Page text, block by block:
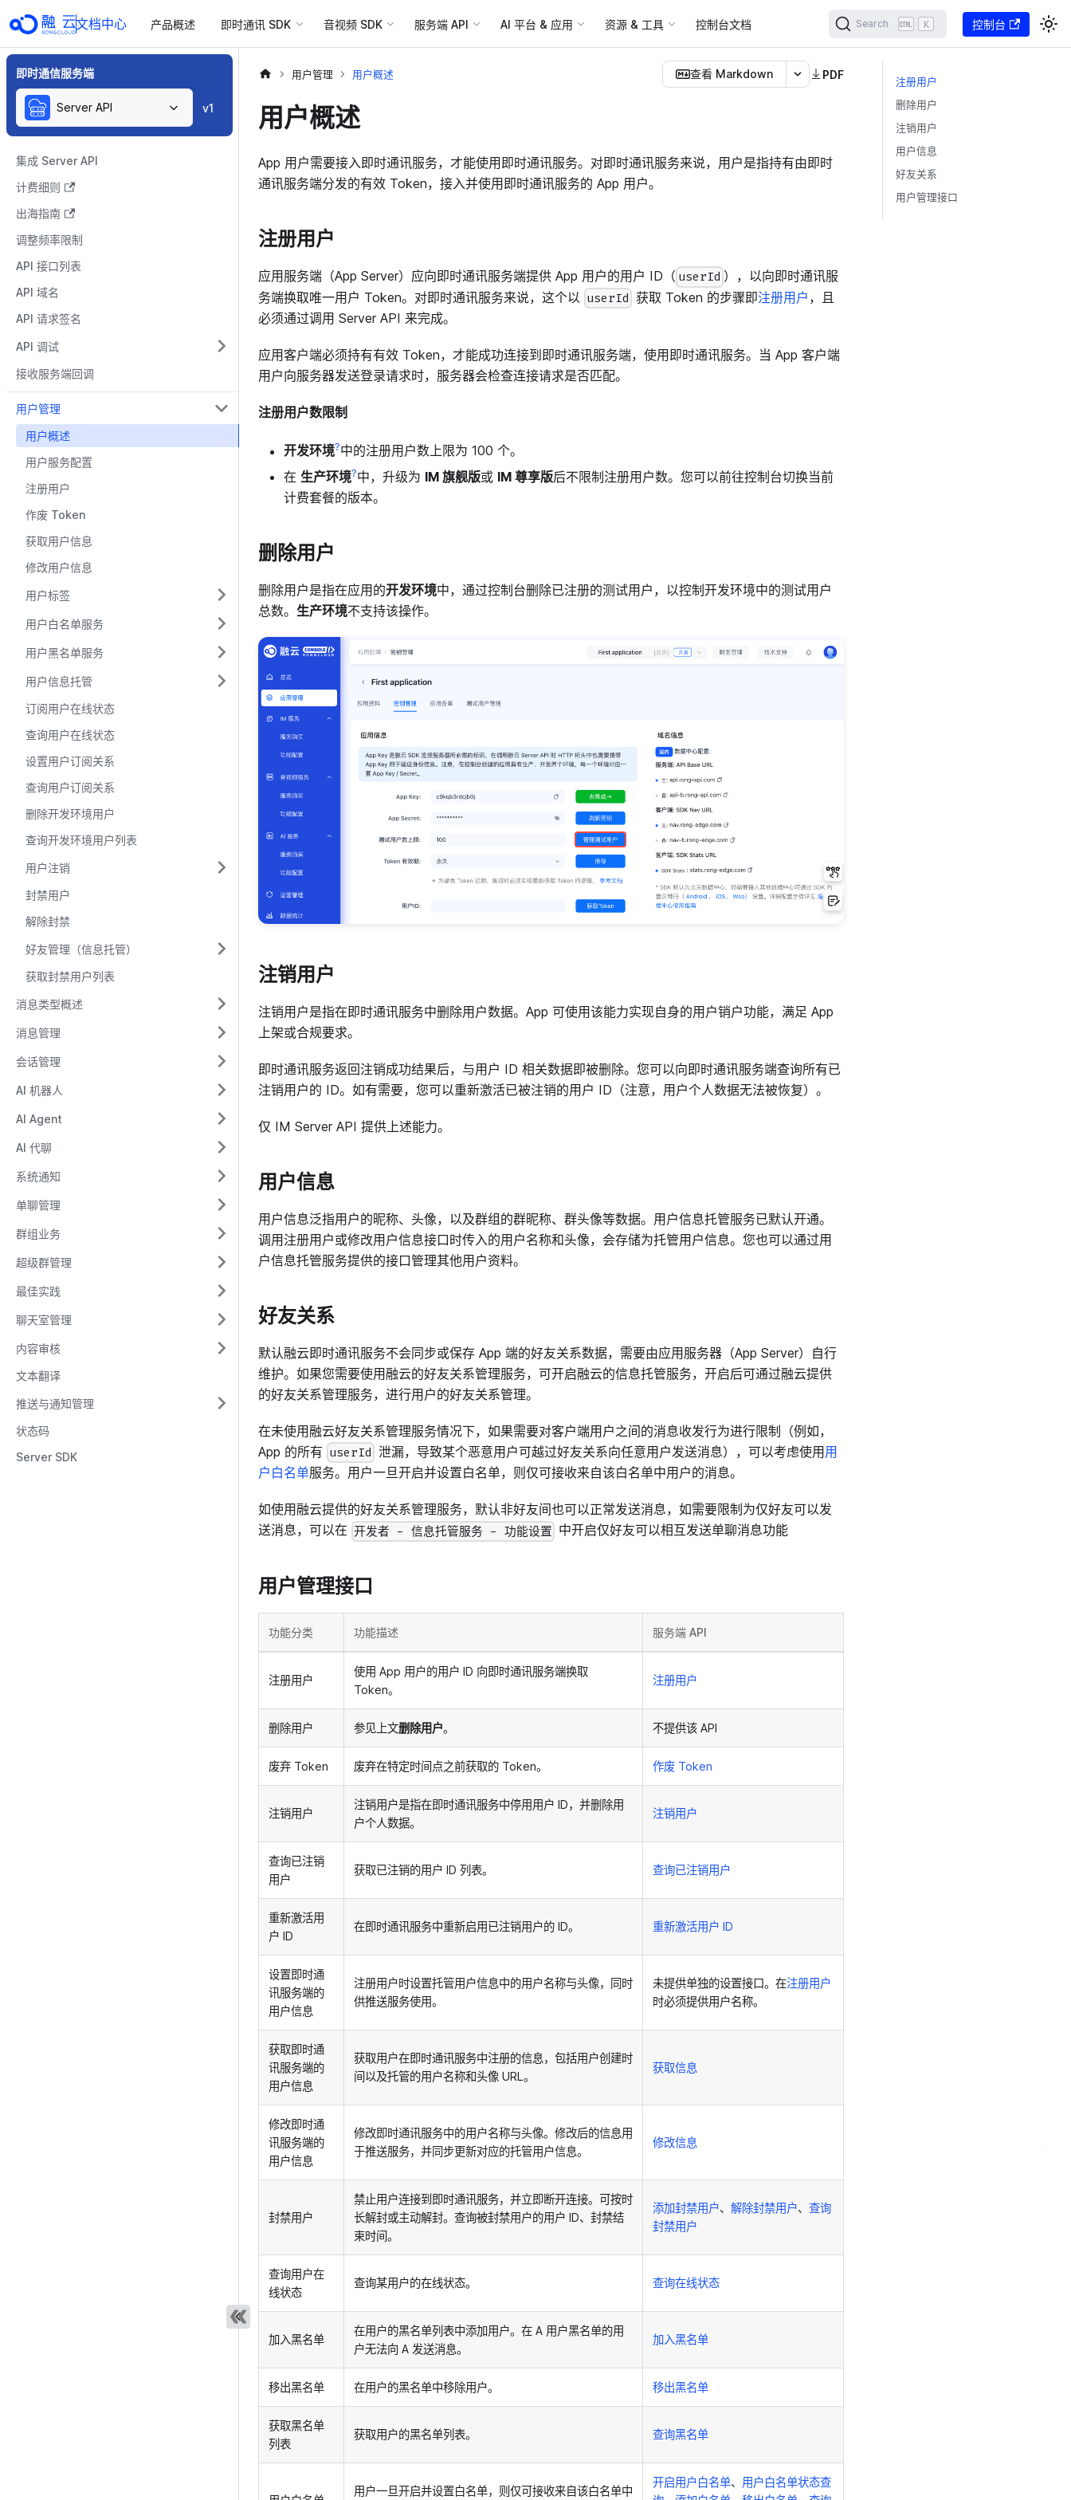
文档中心 产品概述 即时通讯 SDK 音视频 SDK 服务端 API AI 平台 & 应用 资源 & 工具 控制台文档 Search K 控制台
即时通信服务端
Server API v1
集成 Server API
计费细则
出海指南
调整频率限制
API 接口列表
API 域名
API 请求签名
API 调试
接收服务端回调
用户管理
用户概述
用户服务配置
注册用户
作废 Token
获取用户信息
修改用户信息
用户标签
用户白名单服务
用户黑名单服务
用户信息托管
订阅用户在线状态
查询用户在线状态
设置用户订阅关系
查询用户订阅关系
删除开发环境用户
查询开发环境用户列表
用户注销
封禁用户
解除封禁
好友管理（信息托管）
获取封禁用户列表
消息类型概述
消息管理
会话管理
AI 机器人
AI Agent
AI 代聊
系统通知
单聊管理
群组业务
超级群管理
最佳实践
聊天室管理
内容审核
文本翻译
推送与通知管理
状态码
Server SDK
用户管理 用户概述 查看 Markdown PDF
用户概述
App 用户需要接入即时通讯服务，才能使用即时通讯服务。对即时通讯服务来说，用户是指持有由即时
通讯服务端分发的有效 Token，接入并使用即时通讯服务的 App 用户。
注册用户
应用服务端（App Server）应向即时通讯服务端提供 App 用户的用户 ID（ userId ），以向即时通讯服
务端换取唯一用户 Token。对即时通讯服务来说，这个以 userId 获取 Token 的步骤即注册用户 ，且
必须通过调用 Server API 来完成。
应用客户端必须持有有效 Token，才能成功连接到即时通讯服务端，使用即时通讯服务。当 App 客户端
用户向服务器发送登录请求时，服务器会检查连接请求是否匹配。
注册用户数限制
开发环境?中的注册用户数上限为 100 个。
在 生产环境?中，升级为 IM 旗舰版或 IM 尊享版后不限制注册用户数。您可以前往控制台切换当前
计费套餐的版本。
删除用户
删除用户是指在应用的开发环境中，通过控制台删除已注册的测试用户，以控制开发环境中的测试用户
总数。 生产环境不支持该操作。
注销用户
注销用户是指在即时通讯服务中删除用户数据。App 可使用该能力实现自身的用户销户功能，满足 App
上架或合规要求。
即时通讯服务返回注销成功结果后，与用户 ID 相关数据即被删除。您可以向即时通讯服务端查询所有已
注销用户的 ID。如有需要，您可以重新激活已被注销的用户 ID（注意，用户个人数据无法被恢复）。
仅 IM Server API 提供上述能力。
用户信息
用户信息泛指用户的昵称、头像，以及群组的群昵称、群头像等数据。用户信息托管服务已默认开通。
调用注册用户或修改用户信息接口时传入的用户名称和头像，会存储为托管用户信息。您也可以通过用
户信息托管服务提供的接口管理其他用户资料。
好友关系
默认融云即时通讯服务不会同步或保存 App 端的好友关系数据，需要由应用服务器（App Server）自行
维护。如果您需要使用融云的好友关系管理服务，可开启融云的信息托管服务，开启后可通过融云提供
的好友关系管理服务，进行用户的好友关系管理。
在未使用融云好友关系管理服务情况下，如果需要对客户端用户之间的消息收发行为进行限制（例如，
App 的所有 userId 泄漏，导致某个恶意用户可越过好友关系向任意用户发送消息），可以考虑使用用
户白名单服务。用户一旦开启并设置白名单，则仅可接收来自该白名单中用户的消息。
如使用融云提供的好友关系管理服务，默认非好友间也可以正常发送消息，如需要限制为仅好友可以发
送消息，可以在 开发者 - 信息托管服务 - 功能设置 中开启仅好友可以相互发送单聊消息功能
用户管理接口
功能分类 功能描述 服务端 API
注册用户
使用 App 用户的用户 ID 向即时通讯服务端换取
Token。
注册用户
删除用户 参见上文删除用户。 不提供该 API
废弃 Token 废弃在特定时间点之前获取的 Token。 作废 Token
注销用户
注销用户是指在即时通讯服务中停用用户 ID，并删除用
户个人数据。
注销用户
查询已注销
用户
获取已注销的用户 ID 列表。 查询已注销用户
重新激活用
户 ID
在即时通讯服务中重新启用已注销用户的 ID。 重新激活用户 ID
设置即时通
讯服务端的
用户信息
注册用户时设置托管用户信息中的用户名称与头像，同时
供推送服务使用。
未提供单独的设置接口。在注册用户
时必须提供用户名称。
获取即时通
讯服务端的
用户信息
获取用户在即时通讯服务中注册的信息，包括用户创建时
间以及托管的用户名称和头像 URL。
获取信息
修改即时通
讯服务端的
用户信息
修改即时通讯服务中的用户名称与头像。修改后的信息用
于推送服务，并同步更新对应的托管用户信息。
修改信息
封禁用户
禁止用户连接到即时通讯服务，并立即断开连接。可按时
长解封或主动解封。查询被封禁用户的用户 ID、封禁结
束时间。
添加封禁用户、 解除封禁用户、 查询
封禁用户
查询用户在
线状态
查询某用户的在线状态。 查询在线状态
加入黑名单
在用户的黑名单列表中添加用户。在 A 用户黑名单的用
户无法向 A 发送消息。
加入黑名单
移出黑名单 在用户的黑名单中移除用户。 移出黑名单
获取黑名单
列表
获取用户的黑名单列表。 查询黑名单
用户一旦开启并设置白名单，则仅可接收来自该白名单中
开启用户白名单、 用户白名单状态查
注册用户
删除用户
注销用户
用户信息
好友关系
用户管理接口